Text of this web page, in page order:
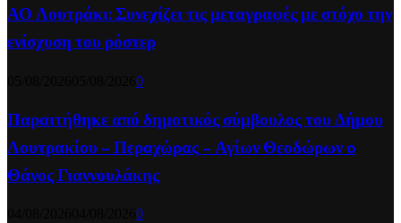
ΑΟ Λουτράκι: Συνεχίζει τις μεταγραφές με στόχο την
ενίσχυση του ρόστερ
0
Παραιτήθηκε από δημοτικός σύμβουλος του Δήμου
Λουτρακίου – Περαχώρας – Αγίων Θεοδώρων o
Θάνος Γιαννουλάκης
0